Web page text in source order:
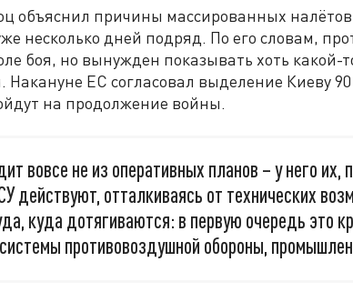
объяснил причины массированных
несколько дней подряд. По его словам,
боя, но вынужден показывать хоть какой-
ЕС согласовал выделение Киеву
на продолжение войны.
вовсе не из оперативных планов – у него их,
действуют, отталкиваясь от технических
куда дотягиваются: в первую очередь это
противовоздушной обороны,